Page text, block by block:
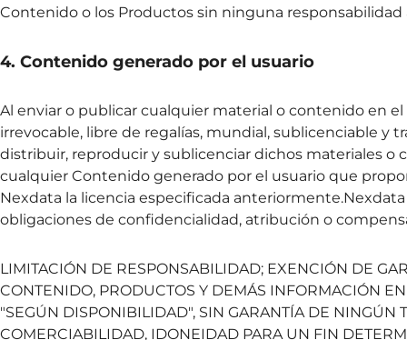
Contenido o los Productos sin ninguna
4. Contenido generado por el usuario
Al enviar o publicar cualquier material o contenido en
irrevocable, libre de regalías, mundial, sublicenciable y
distribuir, reproducir y sublicenciar dichos materiales o
cualquier Contenido generado por el usuario que
Nexdata la licencia especificada
obligaciones de confidencialidad, atribución o
LIMITACIÓN DE RESPONSABILIDAD; EXENCIÓN DE
CONTENIDO, PRODUCTOS Y DEMÁS INFORMACIÓN
"SEGÚN DISPONIBILIDAD", SIN GARANTÍA DE NINGÚN
COMERCIABILIDAD, IDONEIDAD PARA UN FIN